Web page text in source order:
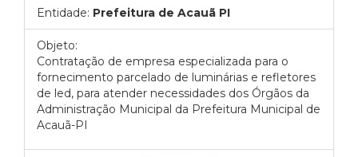
Entidade: Prefeitura de Acauã PI
Objeto:
Contratação de empresa especializada para o
fornecimento parcelado de luminárias e refletores
de led, para atender necessidades dos Órgãos da
Administração Municipal da Prefeitura Municipal de
Acauã-PI